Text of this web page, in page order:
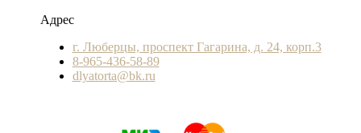
Адрес
г. Люберцы, проспект Гагарина, д. 24, корп.3
8-965-436-58-89
dlyatorta@bk.ru